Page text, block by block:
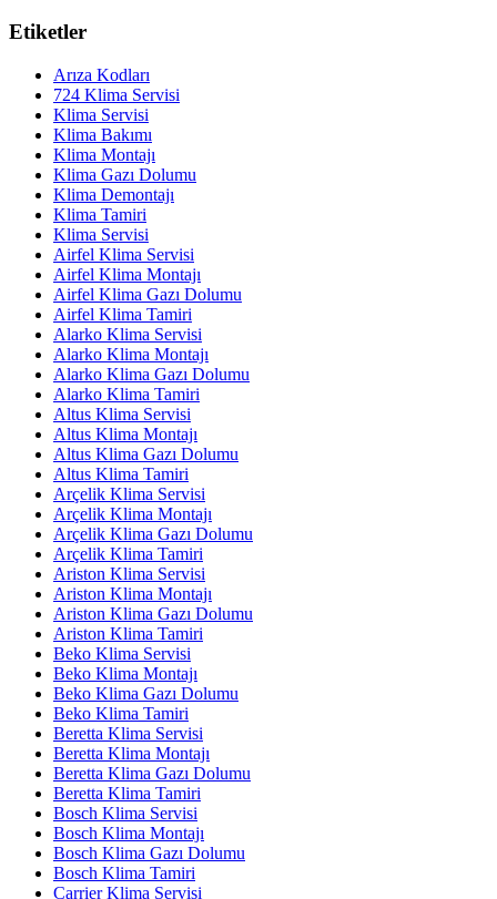
Etiketler
Arıza Kodları
724 Klima Servisi
Klima Servisi
Klima Bakımı
Klima Montajı
Klima Gazı Dolumu
Klima Demontajı
Klima Tamiri
Klima Servisi
Airfel Klima Servisi
Airfel Klima Montajı
Airfel Klima Gazı Dolumu
Airfel Klima Tamiri
Alarko Klima Servisi
Alarko Klima Montajı
Alarko Klima Gazı Dolumu
Alarko Klima Tamiri
Altus Klima Servisi
Altus Klima Montajı
Altus Klima Gazı Dolumu
Altus Klima Tamiri
Arçelik Klima Servisi
Arçelik Klima Montajı
Arçelik Klima Gazı Dolumu
Arçelik Klima Tamiri
Ariston Klima Servisi
Ariston Klima Montajı
Ariston Klima Gazı Dolumu
Ariston Klima Tamiri
Beko Klima Servisi
Beko Klima Montajı
Beko Klima Gazı Dolumu
Beko Klima Tamiri
Beretta Klima Servisi
Beretta Klima Montajı
Beretta Klima Gazı Dolumu
Beretta Klima Tamiri
Bosch Klima Servisi
Bosch Klima Montajı
Bosch Klima Gazı Dolumu
Bosch Klima Tamiri
Carrier Klima Servisi